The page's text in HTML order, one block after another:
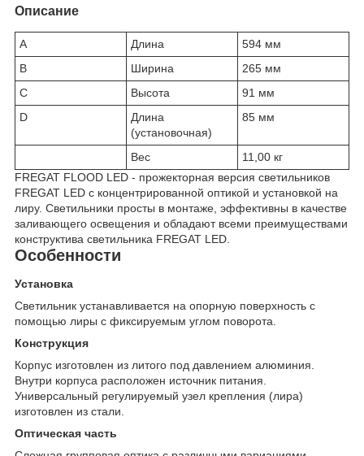
Описание
A Длина
594 мм
B
Ширина
265 мм
C
Высота
91 мм
D
Длина
(установочная)
85 мм
Вес
11,00 кг
FREGAT FLOOD LED - прожекторная версия светильников
FREGAT LED с концентрированной оптикой и установкой на
лиру. Светильники просты в монтаже, эффективны в качестве
заливающего освещения и обладают всеми преимуществами
конструктива светильника FREGAT LED.
Особенности
Установка
Светильник устанавливается на опорную поверхность с
помощью лиры с фиксируемым углом поворота.
Конструкция
Корпус изготовлен из литого под давлением алюминия.
Внутри корпуса расположен источник питания.
Универсальный регулируемый узел крепления (лира)
изготовлен из стали.
Оптическая часть